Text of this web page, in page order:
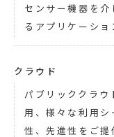
センサー機器を
るアプリケーショ
クラウド
パブリッククラ
用、様々な利用
性、先進性をご提